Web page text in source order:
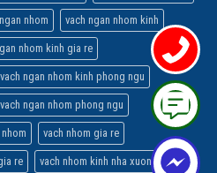
nhom vach ngan nhom kinh
nhom kinh gia re
vach ngan nhom kinh phong ngu
vach ngan nhom phong ngu
vach nhom gia re
re vach nhom kinh nha xuong